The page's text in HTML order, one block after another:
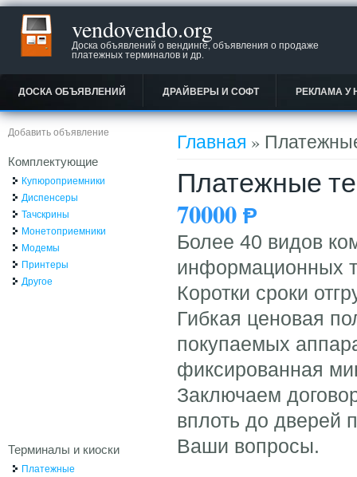
vendovendo.org
Доска объявлений о вендинге, объявления о продаже
платежных терминалов и др.
ДОСКА ОБЪЯВЛЕНИЙ ДРАЙВЕРЫ И СОФТ РЕКЛАМА У
Вы здесь
Главная »
Платежные
70000 Ᵽ
Более 40 видов
информационных
Коротки сроки
Гибкая ценовая
покупаемых
фиксированная
Заключаем
вплоть до дверей
Ваши вопросы.
Добавить объявление
Комплектующие
Купюроприемники
Диспенсеры
Тачскрины
Монетоприемники
Модемы
Принтеры
Другое
Терминалы и киоски
Платежные